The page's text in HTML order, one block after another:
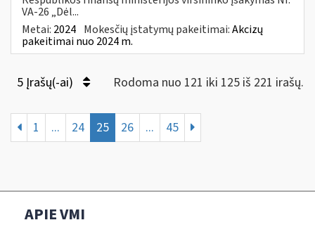
VA-26 „Dėl...
Metai: 2024 Mokesčių įstatymų pakeitimai:Akcizų
pakeitimai nuo 2024 m.
5 Įrašų(-ai) Rodoma nuo 121 iki 125 iš 221 irašų.
1 ... 24 25 26 ... 45
APIE VMI